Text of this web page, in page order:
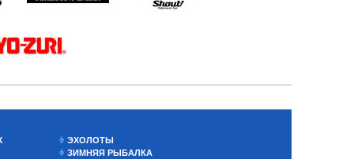
ЭХОЛОТЫ
ЗИМНЯЯ РЫБАЛКА